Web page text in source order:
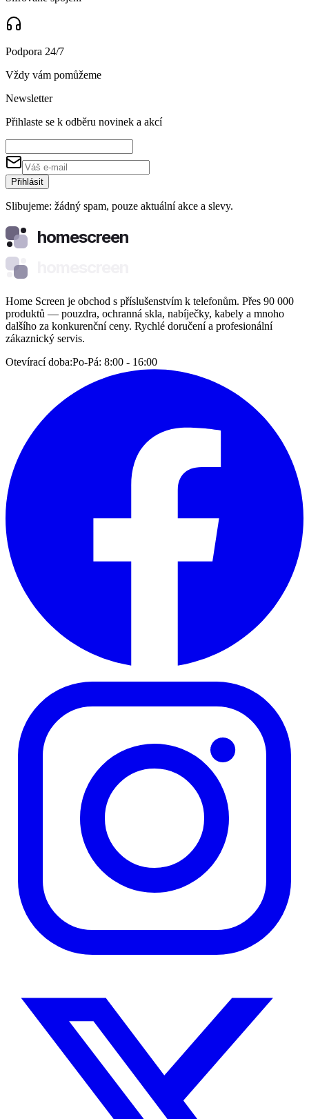
Podpora 24/7
Vždy vám pomůžeme
Newsletter
Přihlaste se k odběru novinek a akcí
Přihlásit
Slibujeme: žádný spam, pouze aktuální akce a slevy.
homescreen
Home Screen je obchod s příslušenstvím k telefonům. Přes 90 000
produktů — pouzdra, ochranná skla, nabíječky, kabely a mnoho
dalšího za konkurenční ceny. Rychlé doručení a profesionální
zákaznický servis.
Otevírací doba:Po-Pá: 8:00 - 16:00